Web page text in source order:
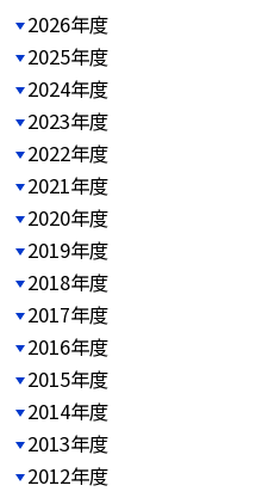
2026年度
2025年度
2024年度
2023年度
2022年度
2021年度
2020年度
2019年度
2018年度
2017年度
2016年度
2015年度
2014年度
2013年度
2012年度